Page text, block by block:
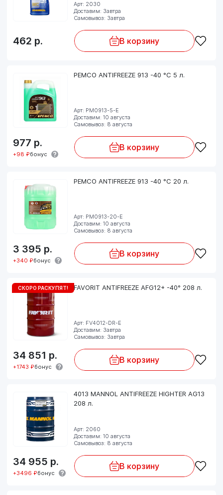
Арт: 2030
Доставим: Завтра
Самовывоз: Завтра
462 р. В корзину
PEMCO ANTIFREEZE 913 -40 °C 5 л.
Арт: PM0913-5-E
Доставим: 10 августа
Самовывоз: 8 августа
977 р.
+98 ₽бонус
В корзину
PEMCO ANTIFREEZE 913 -40 °C 20 л.
Арт: PM0913-20-E
Доставим: 10 августа
Самовывоз: 8 августа
3 395 р.
+340 ₽бонус
В корзину
FAVORIT ANTIFREEZE AFG12+ -40° 208 л.
Арт: FV4012-DR-E
Доставим: Завтра
Самовывоз: Завтра
34 851 р.
+1743 ₽бонус
В корзину
СКОРО РАСКУПЯТ!
4013 MANNOL ANTIFREEZE HIGHTER AG13
208 л.
Арт: 2060
Доставим: 10 августа
Самовывоз: 8 августа
34 955 р.
+3496 ₽бонус
В корзину